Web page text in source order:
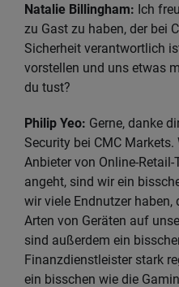
Natalie Billingham: Ich
zu Gast zu haben, der bei
Sicherheit verantwortlich
vorstellen und uns etwas
du tust?
Philip Yeo: Gerne, danke
Security bei CMC
Anbieter von Online-
angeht, sind wir ein
wir viele Endnutzer haben,
Arten von Geräten auf
sind außerdem ein
Finanzdienstleister stark
ein bisschen wie die